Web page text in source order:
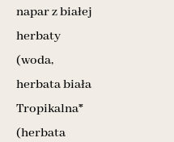
napar z białej
herbaty
(woda,
herbata biała
Tropikalna*
(herbata